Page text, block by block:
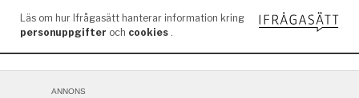
ANNONS